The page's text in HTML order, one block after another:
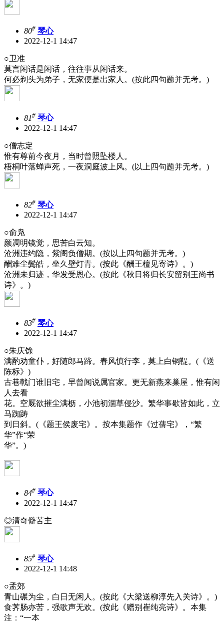
80# 琴心
2022-12-1 14:47
○卫准
莫言闲话是闲话，往往事从闲话来。
何必剃头为弟子，无家便是出家人。(按此四句题并无考。)
81# 琴心
2022-12-1 14:47
○僧志定
惟有尊前今夜月，当时曾照坠楼人。
梧桐叶落蝉声死，一夜洞庭波上风。(以上四句题并无考。)
82# 琴心
2022-12-1 14:47
○俞凫
颜凋明镜觉，思苦白云知。
沧洲违约隐，紫阁负僧期。(按以上四句题并无考。)
酬难尘鬓皓，坐久壁灯青。(按此《酬王檀见寄诗》。)
沧洲未归迹，华发受恩心。(按此《秋日将归长安留别王尚书
诗》。)
83# 琴心
2022-12-1 14:47
○朱庆馀
满酌劝童仆，好随郎马蹄。春风慎行李，莫上白铜鞮。(《送
陈标》)
古巷戟门谁旧宅，早曾闻说属官家。更无新燕来巢屋，惟有闲
人去看
花。空厩欲摧尘满枥，小池初涸草侵沙。繁华事歇皆如此，立
马踟踌
到日斜。(《题王侯废宅》。按本集题作《过蒨宅》，“繁
华”作“荣
华”。)
84# 琴心
2022-12-1 14:47
◎清奇僻苦主
85# 琴心
2022-12-1 14:48
○孟郊
青山碾为尘，白日无闲人。(按此《大梁送柳淳先入关诗》。)
食荠肠亦苦，强歌声无欢。(按此《赠别崔纯亮诗》。本集
注：“一本